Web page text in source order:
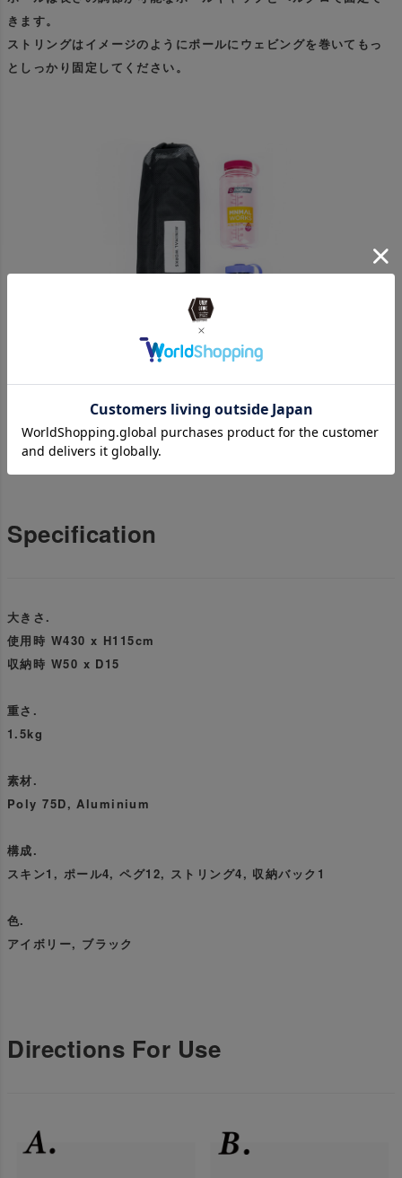
きます。
ストリングはイメージのようにポールにウェビングを巻いてもっ
としっかり固定してください。
Nalgeneの水筒２個分のスリムなパッキングサイズです。
Specification
大きさ.
使用時 W430 x H115cm
収納時 W50 x D15
重さ.
1.5kg
素材.
Poly 75D, Aluminium
構成.
スキン1, ポール4, ペグ12, ストリング4, 収納バック1
色.
アイボリー, ブラック
Directions For Use